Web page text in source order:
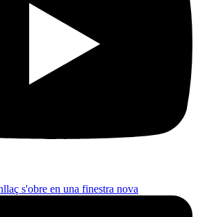
s'obre en una finestra nova